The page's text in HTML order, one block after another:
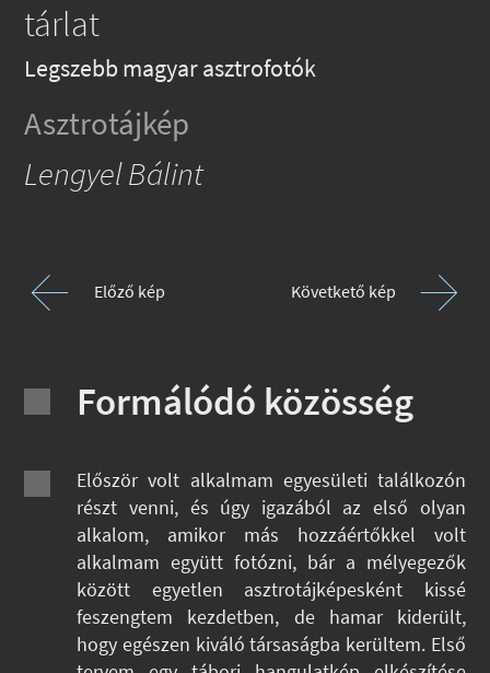
tárlat
Legszebb magyar asztrofotók
Asztrotájkép
Lengyel Bálint
Előző kép Követkető kép
Formálódó közösség
Először volt alkalmam egyesületi találkozón
részt venni, és úgy igazából az első olyan
alkalom, amikor más hozzáértőkkel volt
alkalmam együtt fotózni, bár a mélyegezők
között egyetlen asztrotájképesként kissé
feszengtem kezdetben, de hamar kiderült,
hogy egészen kiváló társaságba kerültem. Első